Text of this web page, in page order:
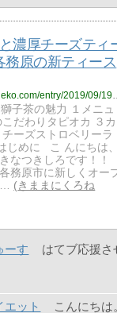
濃厚チーズティ
務原の新ティース
https://
子茶の魅力 １メニュ
だわりタピオカ ３カ
ーズストロベリーラ
めに こ んにちは、
なつきしろです！！
務原市に新しくオー
…
きままにくろね
ーす
はてブ応援さ
エット
こんにちは